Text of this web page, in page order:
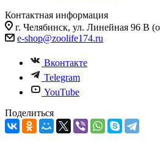
Контактная информация
г. Челябинск, ул. Линейная 96 В
e-shop@zoolife174.ru
Вконтакте
Telegram
YouTube
Поделиться